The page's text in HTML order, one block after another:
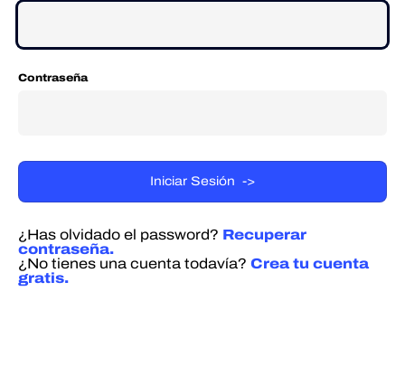
Contraseña
¿Has olvidado el password? Recuperar
contraseña.
¿No tienes una cuenta todavía? Crea tu cuenta
gratis.